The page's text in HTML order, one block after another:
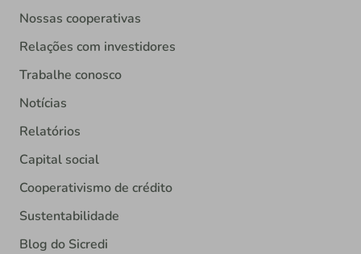
Nossas cooperativas
Relações com investidores
Trabalhe conosco
Notícias
Relatórios
Capital social
Cooperativismo de crédito
Sustentabilidade
Blog do Sicredi